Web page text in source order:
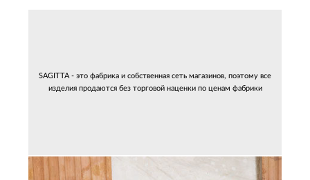
SAGITTA - это фабрика и собственная сеть магазинов, поэтому все
изделия продаются без торговой наценки по ценам фабрики